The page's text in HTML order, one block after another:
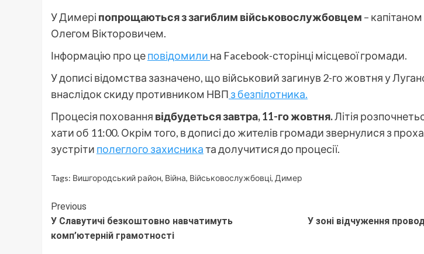
У Димері попрощаються з загиблим військовослужбовцем –
Олегом Вікторовичем.
Інформацію про цеповідомили на Facebook-сторінці місцевої громади.
У дописі відомства зазначено, що військовий загинув 2-го жовтня у
внаслідок скиду противником НВП з безпілотника.
Процесія поховання відбудеться завтра, 11-го жовтня.Літія
хати об 11:00. Окрім того, в дописі до жителів громади звернулися з
зустріти полеглого захисниката долучитися до процесії.
Tags: Вишгородський район, Війна, Військовослужбовці, Димер
Continue
Reading
Previous
У Славутичі безкоштовно навчатимуть
комп’ютерній грамотності
У зоні відчуження